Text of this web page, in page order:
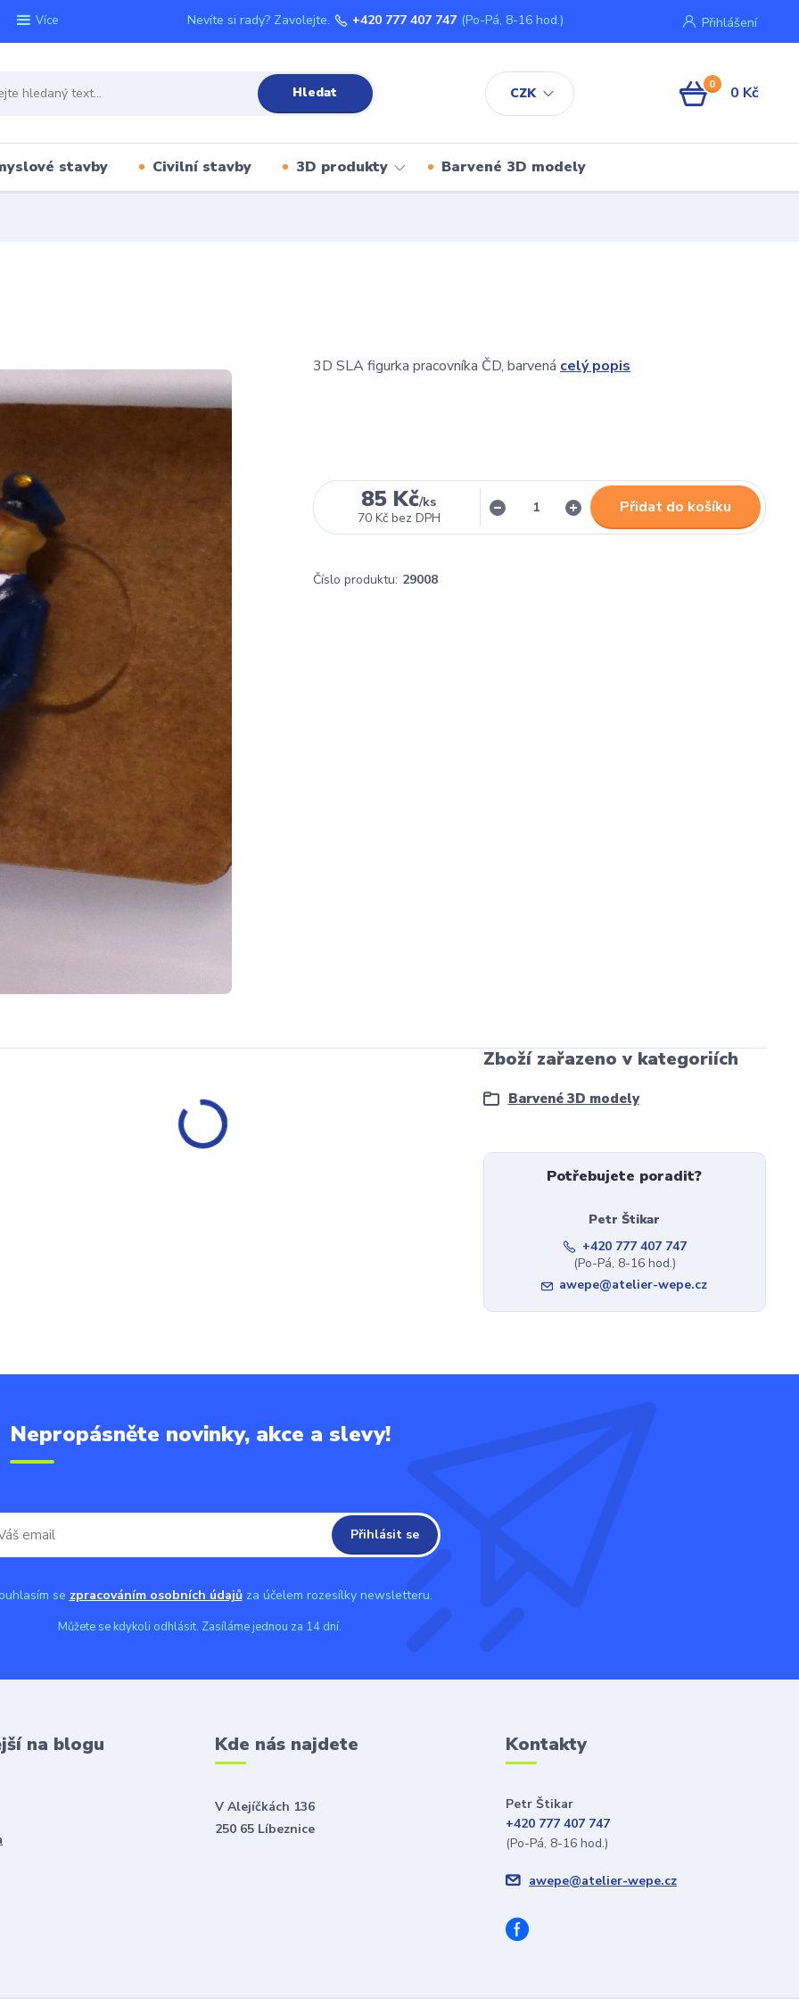
Více
CZK
Přihlášení
Hledat
Nevíte si rady? Zavolejte. +420 777 407 747 (Po-Pá, 8-16 hod.)
0 0 Kč
stavby Civilní stavby 3D produkty Barvené 3D modely
3D SLA figurka pracovníka ČD, barvená celý popis
85 Kč/ks
70 Kč bez DPH
Přidat do košíku
Číslo produktu: 29008
Zboží zařazeno v kategoriích
Barvené 3D modely
Potřebujete poradit?
Petr Štikar
+420 777 407 747
(Po-Pá, 8-16 hod.)
awepe@atelier-wepe.cz
Nepropásněte novinky, akce a slevy!
Přihlásit se
se zpracováním osobních údajůza účelem rozesílky newsletteru.
Můžete se kdykoli odhlásit. Zasíláme jednou za 14 dní.
na blogu Kde nás najdete
V Alejíčkách 136
250 65 Líbeznice
Kontakty
Petr Štikar
+420 777 407 747
(Po-Pá, 8-16 hod.)
awepe@atelier-wepe.cz